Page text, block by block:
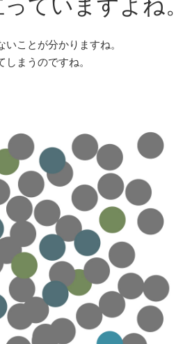
ていますよね。
ことが分かりますね。
まうのですね。